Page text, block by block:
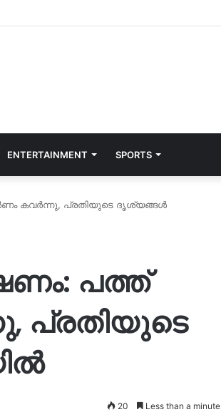
ENTERTAINMENT SPORTS
കവർന്നു, പ്രതിയുടെ ദൃശ്യങ്ങൾ
പത്ത്
പ്രതിയുടെ
20 Less than a minute